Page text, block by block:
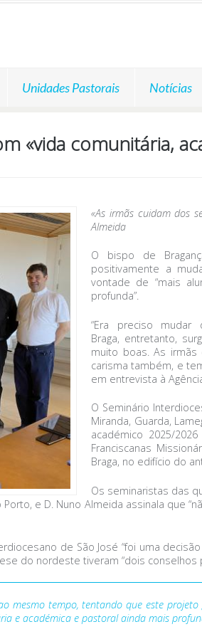
Unidades Pastorais Notícias
«vida comunitária,
«As irmãs cuidam dos
Almeida
O bispo de
positivamente a
vontade de “mais
profunda”.
“Era preciso
Braga, entretanto,
muito boas. As
carisma também, e
em entrevista à
O Seminário
Miranda, Guarda,
académico 2025/
Franciscanas
Braga, no edifício do
Os seminaristas das
e D. Nuno Almeida assinala que
de São José “foi uma
do nordeste tiveram “dois
mesmo tempo, tentando que este
e académica e pastoral ainda mais